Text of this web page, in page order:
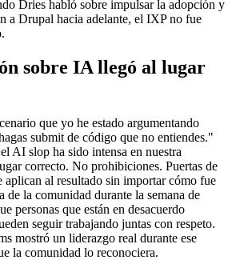
Dries habló sobre impulsar la adopción y
a Drupal hacia adelante, el IXP no fue
sobre IA llegó al lugar
que yo he estado argumentando
submit de código que no entiendes."
AI slop ha sido intensa en nuestra
correcto. No prohibiciones. Puertas de
aplican al resultado sin importar cómo fue
de la comunidad durante la semana de
personas que están en desacuerdo
seguir trabajando juntas con respeto.
mostró un liderazgo real durante ese
la comunidad lo reconociera.